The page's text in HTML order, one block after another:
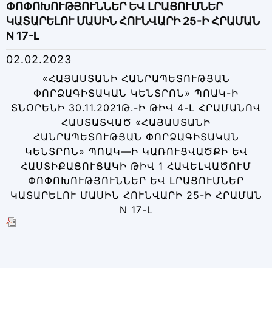
ՓՈՓՈԽՈՒԹՅՈՒՆՆԵՐ ԵՎ ԼՐԱՑՈՒՄՆԵՐ
ԿԱՏԱՐԵԼՈՒ ՄԱՍԻՆ ՀՈՒՆՎԱՐԻ 25-Ի ՀՐԱՄԱՆ
N 17-L
02.02.2023
«ՀԱՅԱՍՏԱՆԻ ՀԱՆՐԱՊԵՏՈՒԹՅԱՆ
ՓՈՐՁԱԳԻՏԱԿԱՆ ԿԵՆՏՐՈՆ» ՊՈԱԿ-Ի
ՏՆՕՐԵՆԻ 30.11.2021Թ.-Ի ԹԻՎ 4-Լ ՀՐԱՄԱՆՈՎ
ՀԱՍՏԱՏՎԱԾ «ՀԱՅԱՍՏԱՆԻ
ՀԱՆՐԱՊԵՏՈՒԹՅԱՆ ՓՈՐՁԱԳԻՏԱԿԱՆ
ԿԵՆՏՐՈՆ» ՊՈԱԿ—Ի ԿԱՌՈՒՑՎԱԾՔԻ ԵՎ
ՀԱՍՏԻՔԱՑՈՒՑԱԿԻ ԹԻՎ 1 ՀԱՎԵԼՎԱԾՈՒՄ
ՓՈՓՈԽՈՒԹՅՈՒՆՆԵՐ ԵՎ ԼՐԱՑՈՒՄՆԵՐ
ԿԱՏԱՐԵԼՈՒ ՄԱՍԻՆ ՀՈՒՆՎԱՐԻ 25-Ի ՀՐԱՄԱՆ
N 17-L